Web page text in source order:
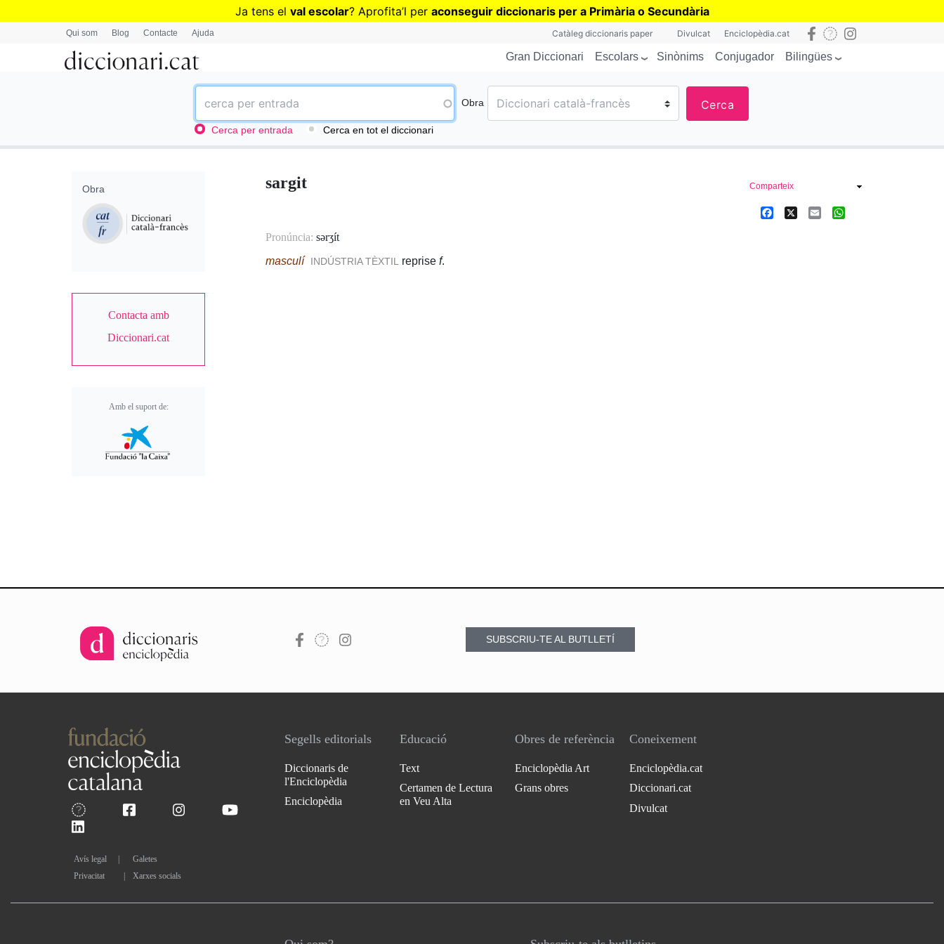
Vés
Ja tens el val escolar? Aprofita’l per aconseguir diccionaris per a Primària o Secundària
Qui som Blog Contacte Ajuda Catàleg diccionaris paper Divulcat Enciclopèdia.cat
Gran Diccionari Escolars Sinònims Conjugador Bilingües
Obra Cerca
Cerca per entrada Cerca en tot el diccionari
sargit
Pronúncia:sərʒít
masculí
INDÚSTRIA TÈXTIL reprisef.
Obra
Contacta amb
Diccionari.cat
Amb el suport de:
Comparteix
Facebook Email
SUBSCRIU-TE AL BUTLLETÍ
Avís legal
Galetes
Privacitat
| Xarxes socials
Segells editorials
Diccionaris de
l'Enciclopèdia
Enciclopèdia
Educació
Text
Certamen de Lectura
en Veu Alta
Obres de referència
Enciclopèdia Art
Grans obres
Coneixement
Enciclopèdia.cat
Diccionari.cat
Divulcat